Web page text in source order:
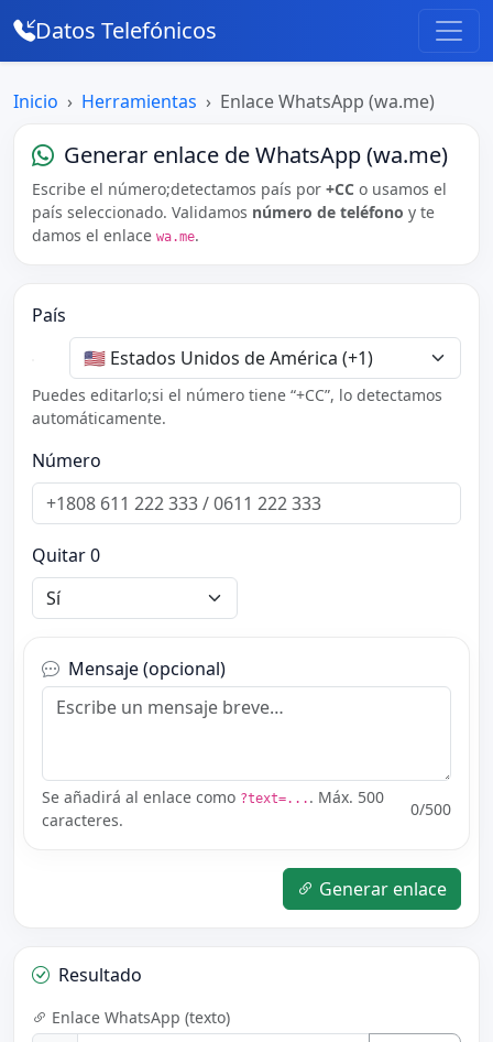
Datos Telefónicos
Inicio Herramientas Enlace WhatsApp (wa.me)
Generar enlace de WhatsApp (wa.me)
Escribe el número;detectamos país por +CC o usamos el
país seleccionado. Validamos número de teléfono y te
damos el enlace wa.me.
País
Puedes editarlo;si el número tiene “+CC”, lo detectamos
automáticamente.
Número
Quitar 0
Mensaje (opcional)
Se añadirá al enlace como ?text=... . Máx. 500
caracteres.
0/500
Generar enlace
Resultado
Enlace WhatsApp (texto)